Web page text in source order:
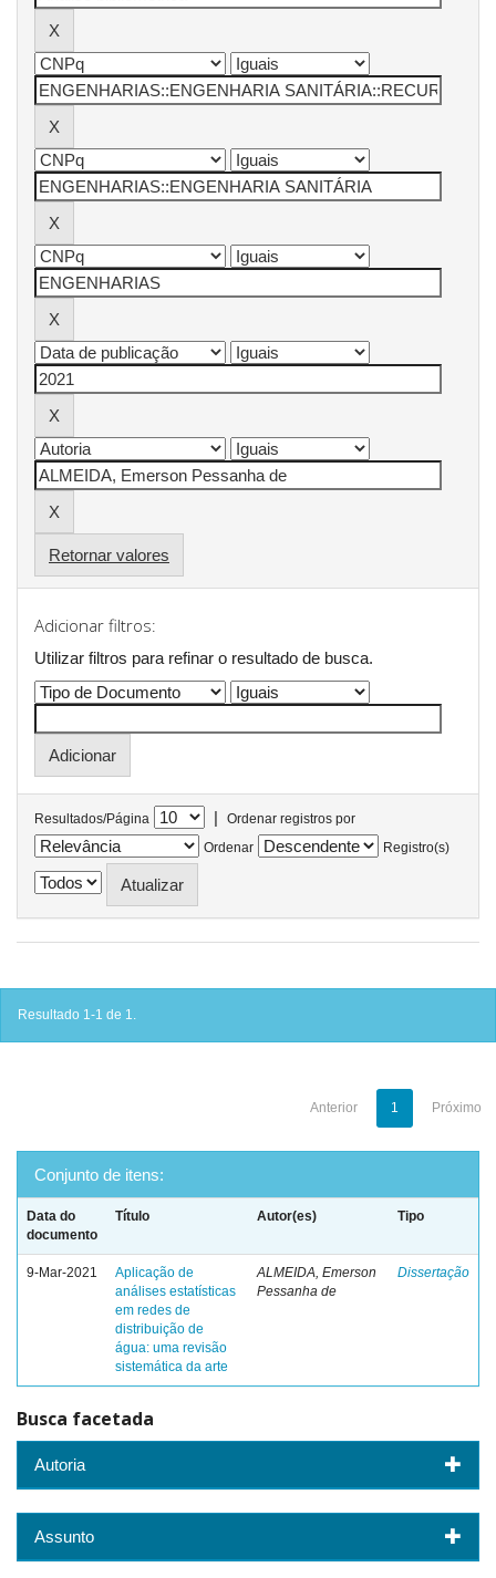
Retornar valores
Adicionar filtros:
Utilizar filtros para refinar o resultado de busca.
Resultados/Página |
Ordenar registros por
Ordenar
Registro(s)
Resultado 1-1 de 1.
Anterior 1 Próximo
Conjunto de itens:
Data do
documento
Título Autor(es) Tipo
9-Mar-2021
Aplicação de
análises estatísticas
em redes de
distribuição de
água: uma revisão
sistemática da arte
ALMEIDA, Emerson
Pessanha de
Dissertação
Busca facetada
Autoria
Assunto